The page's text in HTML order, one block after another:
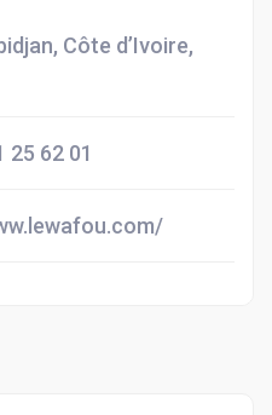
Côte d’Ivoire,
25 62 01